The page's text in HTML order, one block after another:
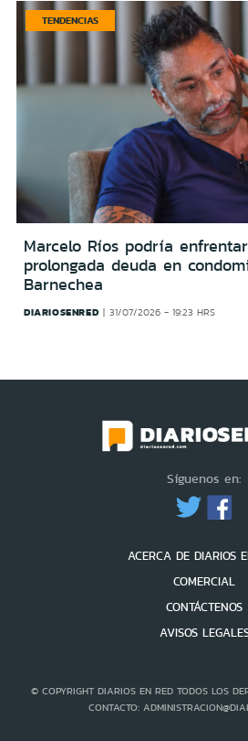
TENDENCIAS
Marcelo Ríos podría
prolongada deuda en
Barnechea
DIARIOSENRED 31/07/2026 - 19:23 HRS
Síguenos en:
ACERCA DE DIARIOS
COMERCIAL
CONTÁCTENOS
AVISOS
© COPYRIGHT DIARIOS EN RED TODOS LOS
CONTACTO: